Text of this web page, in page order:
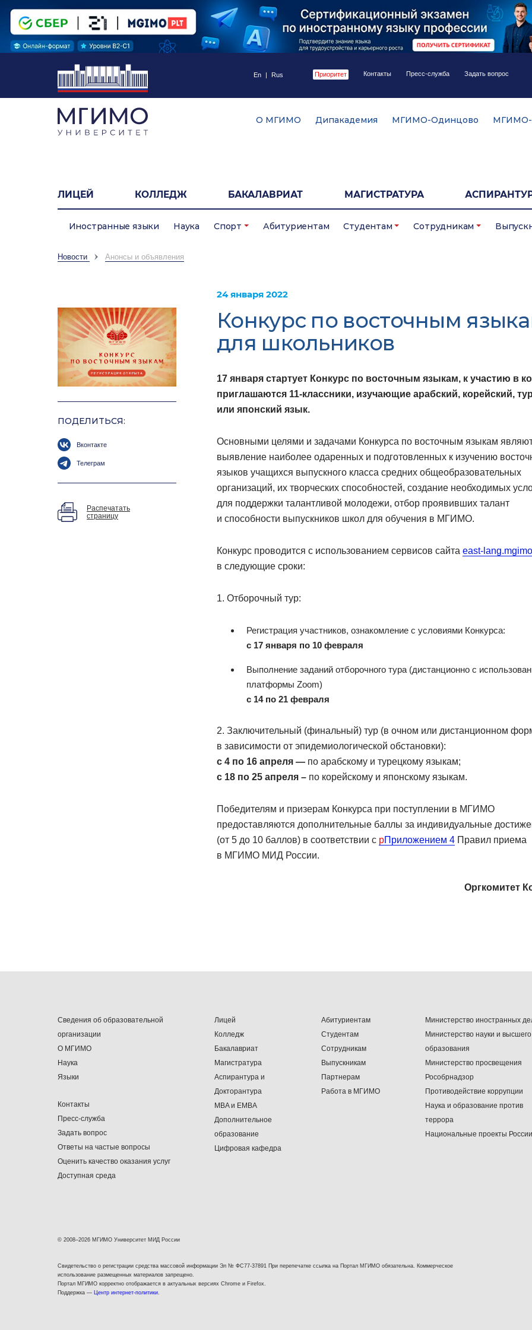
En Rus Приоритет Контакты Пресс-служба Задать вопрос
О МГИМО Дипакадемия МГИМО-Одинцово МГИМО-
ЛИЦЕЙ КОЛЛЕДЖ БАКАЛАВРИАТ МАГИСТРАТУРА
Иностранные языки Наука Спорт Абитуриентам Студентам Сотрудникам
Новости Анонсы и объявления
ПОДЕЛИТЬСЯ:
Вконтакте
Телеграм
Распечатать
страницу
24 января 2022
Конкурс по восточным
для школьников
17 января стартует Конкурс по восточным языкам, к участию в
приглашаются 11-классники, изучающие арабский, корейский,
или японский язык.
Основными целями и задачами Конкурса по восточным языкам
выявление наиболее одаренных и подготовленных к изучению
языков учащихся выпускного класса средних общеобразовательных
организаций, их творческих способностей, создание необходимых
для поддержки талантливой молодежи, отбор проявивших талант
и способности выпускников школ для обучения в МГИМО.
Конкурс проводится с использованием сервисов сайта east-
в следующие сроки:
1. Отборочный тур:
Регистрация участников, ознакомление с условиями Конкурса:
с 17 января по 10 февраля
Выполнение заданий отборочного тура (дистанционно с
платформы Zoom)
с 14 по 21 февраля
2. Заключительный (финальный) тур (в очном или дистанционном
в зависимости от эпидемиологической обстановки):
с 4 по 16 апреля — по арабскому и турецкому языкам;
с 18 по 25 апреля – по корейскому и японскому языкам.
Победителям и призерам Конкурса при поступлении в МГИМО
предоставляются дополнительные баллы за индивидуальные
(от 5 до 10 баллов) в соответствии с
Приложением 4 Правил приема
в МГИМО МИД России.
Оргкомитет
Сведения об образовательной
организации
О МГИМО
Наука
Языки
Контакты
Пресс-служба
Задать вопрос
Ответы на частые вопросы
Оценить качество оказания услуг
Доступная среда
Лицей
Колледж
Бакалавриат
Магистратура
Аспирантура и
Докторантура
MBA и EMBA
Дополнительное
образование
Цифровая кафедра
Абитуриентам
Студентам
Сотрудникам
Выпускникам
Партнерам
Работа в МГИМО
Министерство иностранных
Министерство науки и высшего
образования
Министерство просвещения
Рособрнадзор
Противодействие коррупции
Наука и образование против
террора
Национальные проекты России
© 2008–2026 МГИМО Университет МИД России
Свидетельство о регистрации средства массовой информации Эл № ФС77-37891 При перепечатке ссылка на Портал МГИМО обязательна. Коммерческое
использование размещенных материалов запрещено.
Портал МГИМО корректно отображается в актуальных версиях Chrome и Firefox.
Поддержка —
Центр интернет-политики